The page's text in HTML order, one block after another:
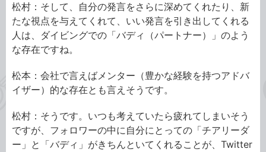
松村：そして、自分の発言をさらに深めてくれたり、新
たな視点を与えてくれて、いい発言を引き出してくれる
人は、ダイビングでの「バディ（パートナー）」のよう
な存在ですね。
松本：会社で言えばメンター（豊かな経験を持つアドバ
イザー）的な存在とも言えそうです。
松村：そうです。いつも考えていたら疲れてしまいそう
ですが、フォロワーの中に自分にとっての「チアリーダ
ー」と「バディ」がきちんといてくれることが、Twitter